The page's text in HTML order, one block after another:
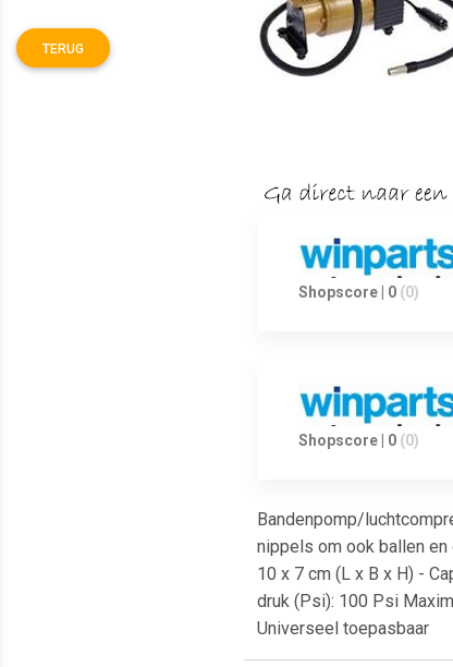
TERUG
Shopscore | 0 (0)
Shopscore | 0 (0)
Bandenpomp/
nippels om ook ballen
10 x 7 cm (L x B x H) -
druk (Psi): 100 Psi
Universeel toepasbaar